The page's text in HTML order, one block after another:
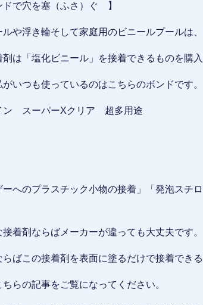
で穴を塞（ふさ）ぐ 】
ルや浮き輪そして家庭用のビニールプールは
剤は「塩化ビニール」を接着できるものを購入
いつも使っているのはこちらのボンドです。
ン スーパーXクリア 超多用途
ーへのプラスチック小物の接着」「発泡スチ
接着剤ならばメーカーが違っても大丈夫です。
ばこの接着剤を表面に塗るだけで接着できる
らの記事をご覧になってください。